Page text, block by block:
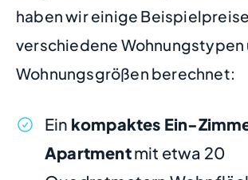
haben wir einige
verschiedene Wohnungstypen
Wohnungsgrößen berechnet:
Ein kompaktes Ein-
Apartmentmit etwa 20